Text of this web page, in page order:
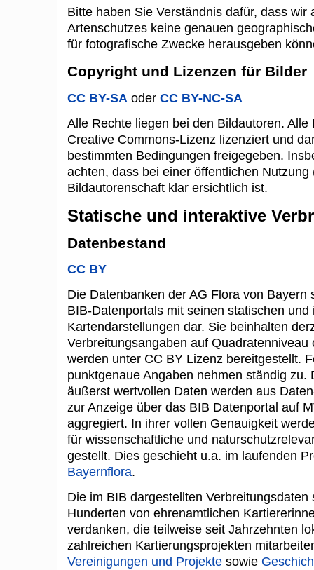
Bitte haben Sie Verständnis dafür, dass wir
Artenschutzes keine genauen
für fotografische Zwecke herausgeben
Copyright und Lizenzen für Bilder
CC BY-SA oder CC BY-NC-SA
Alle Rechte liegen bei den Bildautoren. Alle
Creative Commons-Lizenz lizenziert und
bestimmten Bedingungen freigegeben.
achten, dass bei einer öffentlichen Nutzung
Bildautorenschaft klar ersichtlich ist.
Statische und interaktive
Datenbestand
CC BY
Die Datenbanken der AG Flora von Bayern
BIB-Datenportals mit seinen statischen und
Kartendarstellungen dar. Sie beinhalten
Verbreitungsangaben auf Quadratenniveau
werden unter CC BY Lizenz bereitgestellt.
punktgenaue Angaben nehmen ständig zu.
äußerst wertvollen Daten werden aus
zur Anzeige über das BIB Datenportal auf
aggregiert. In ihrer vollen Genauigkeit
für wissenschaftliche und
gestellt. Dies geschieht u.a. im laufenden
Bayernflora.
Die im BIB dargestellten
Hunderten von ehrenamtlichen
verdanken, die teilweise seit Jahrzehnten
zahlreichen Kartierungsprojekten
Vereinigungen und Projekte sowie